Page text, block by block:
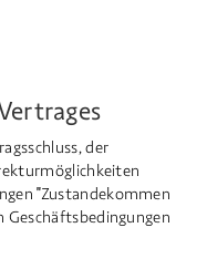
der
"Zustandekommen
Geschäftsbedingungen